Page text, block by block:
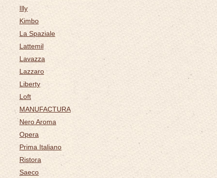
Illy
Kimbo
La Spaziale
Lattemil
Lavazza
Lazzaro
Liberty
Loft
MANUFACTURA
Nero Aroma
Opera
Prima Italiano
Ristora
Saeco